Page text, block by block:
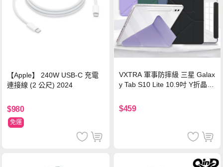
【Apple】 240W USB-C 充電
連接線 (2 公尺) 2024
$980
免運
VXTRA 軍事防摔級 三星 Galax
y Tab S10 Lite 10.9吋 Y折晶透
$459